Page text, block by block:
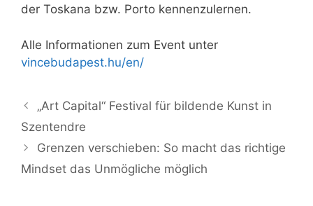
der Toskana bzw. Porto kennenzulernen.
Alle Informationen zum Event unter
vincebudapest.hu/en/
„Art Capital“ Festival für bildende Kunst in
Szentendre
Grenzen verschieben: So macht das richtige
Mindset das Unmögliche möglich